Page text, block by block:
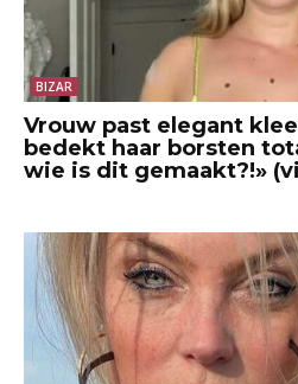
BIZAR
Vrouw past elegant
bedekt haar borsten
wie is dit gemaakt?!»